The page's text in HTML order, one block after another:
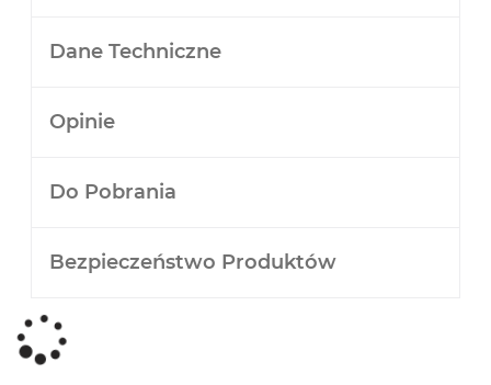
Dane Techniczne
Opinie
Do Pobrania
Bezpieczeństwo Produktów